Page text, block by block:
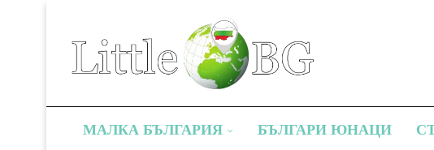
МАЛКА БЪЛГАРИЯ БЪЛГАРИ ЮНАЦИ